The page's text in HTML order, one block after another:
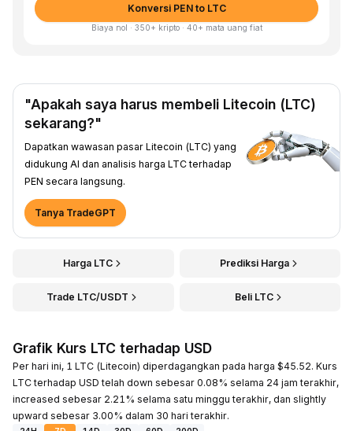
Konversi PEN to LTC
Biaya nol · 350+ kripto · 40+ mata uang fiat
"Apakah saya harus membeli Litecoin (LTC)
sekarang?"
Dapatkan wawasan pasar Litecoin (LTC) yang
didukung AI dan analisis harga LTC terhadap
PEN secara langsung.
Tanya TradeGPT
Harga LTC Prediksi Harga
Trade LTC/USDT Beli LTC
Grafik Kurs LTC terhadap USD
Per hari ini, 1 LTC (Litecoin) diperdagangkan pada harga $45.52. Kurs
LTC terhadap USD telah down sebesar 0.08% selama 24 jam terakhir,
increased sebesar 2.21% selama satu minggu terakhir, dan slightly
upward sebesar 3.00% dalam 30 hari terakhir.